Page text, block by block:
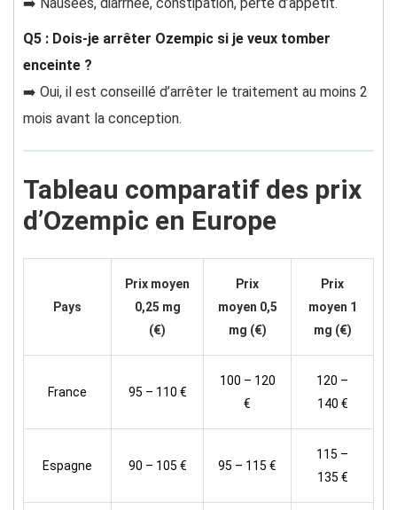
Q5 : Dois-je arrêter Ozempic si je veux tomber
enceinte ?
➡️ Oui, il est conseillé d’arrêter le traitement au moins 2
mois avant la conception.
Tableau comparatif des prix
d’Ozempic en Europe
Pays
Prix moyen
0,25 mg
(€)
Prix
moyen 0,5
mg (€)
Prix
moyen 1
mg (€)
France 95 – 110 €
100 – 120
€
120 –
140 €
Espagne 90 – 105 € 95 – 115 €
115 –
135 €